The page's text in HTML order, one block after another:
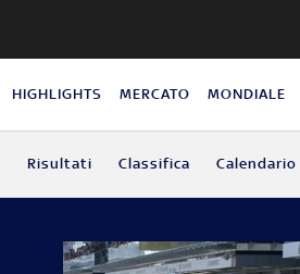
HIGHLIGHTS MERCATO MONDIALE
Risultati Classifica Calendario